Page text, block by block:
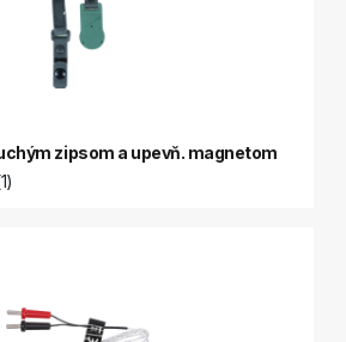
zipsom a upevň. magnetom